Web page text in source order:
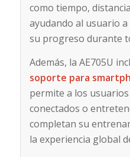
como tiempo,
ayudando al usuario
su progreso durante
Además, la AE705U
soporte para
permite a los
conectados o
completan su
la experiencia global